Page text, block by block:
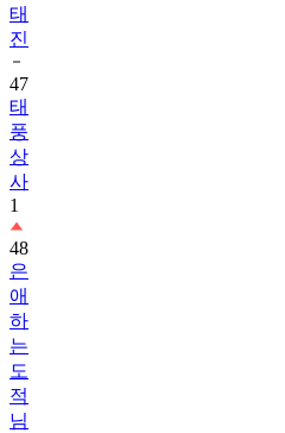
태
진
47
태
풍
상
사
1
48
은
애
하
는
도
적
님